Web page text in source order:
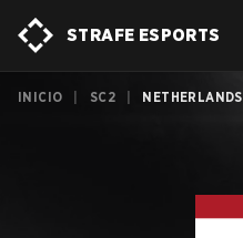
STRAFE ESPORTS
INICIO SC2 NETHERLANDS